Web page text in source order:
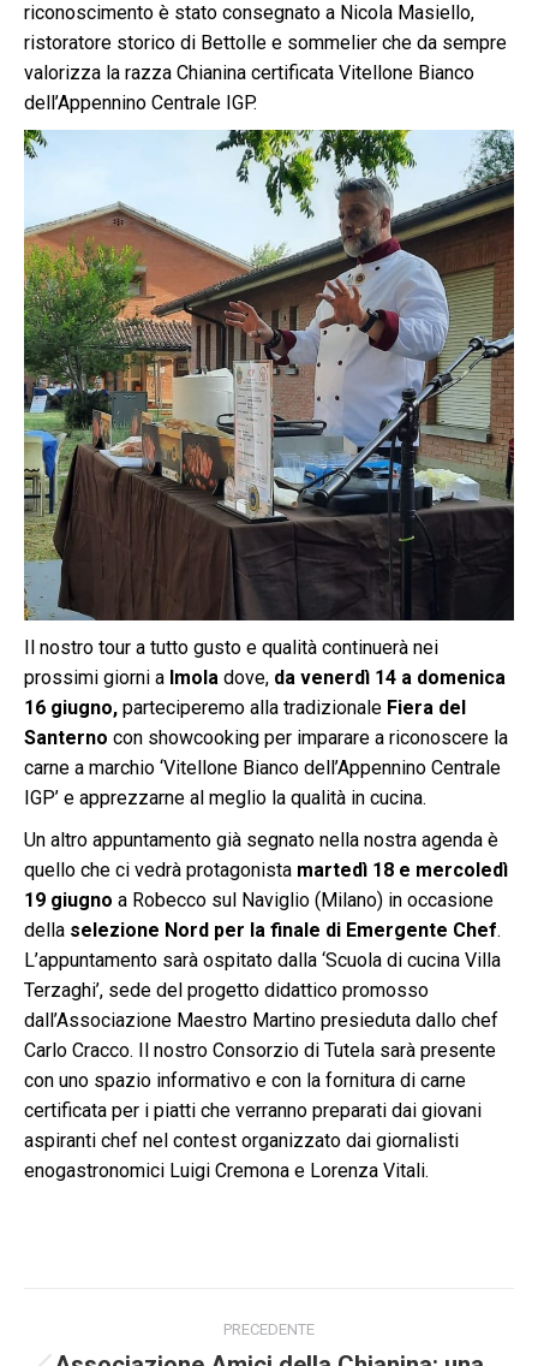
riconoscimento è stato consegnato a Nicola Masiello,
ristoratore storico di Bettolle e sommelier che da sempre
valorizza la razza Chianina certificata Vitellone Bianco
dell’Appennino Centrale IGP.
Il nostro tour a tutto gusto e qualità continuerà nei
prossimi giorni a Imola dove, da venerdì 14 a domenica
16 giugno, parteciperemo alla tradizionale Fiera del
Santerno con showcooking per imparare a riconoscere la
carne a marchio ‘Vitellone Bianco dell’Appennino Centrale
IGP’ e apprezzarne al meglio la qualità in cucina.
Un altro appuntamento già segnato nella nostra agenda è
quello che ci vedrà protagonista martedì 18 e mercoledì
19 giugno a Robecco sul Naviglio (Milano) in occasione
della selezione Nord per la finale di Emergente Chef.
L’appuntamento sarà ospitato dalla ‘Scuola di cucina Villa
Terzaghi’, sede del progetto didattico promosso
dall’Associazione Maestro Martino presieduta dallo chef
Carlo Cracco. Il nostro Consorzio di Tutela sarà presente
con uno spazio informativo e con la fornitura di carne
certificata per i piatti che verranno preparati dai giovani
aspiranti chef nel contest organizzato dai giornalisti
enogastronomici Luigi Cremona e Lorenza Vitali.
PRECEDENTE